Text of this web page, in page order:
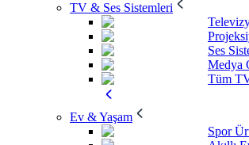
TV & Ses Sistemleri
Ses
Medya
Tüm
Ev & Yaşam
Spor